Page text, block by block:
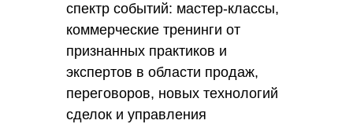
спектр событий: мастер-классы,
коммерческие тренинги от
признанных практиков и
экспертов в области продаж,
переговоров, новых технологий
сделок и управления